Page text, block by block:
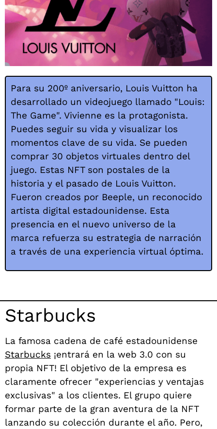
Para su 200º aniversario, Louis Vuitton ha
desarrollado un videojuego llamado "Louis:
The Game". Vivienne es la protagonista.
Puedes seguir su vida y visualizar los
momentos clave de su vida. Se pueden
comprar 30 objetos virtuales dentro del
juego. Estas NFT son postales de la
historia y el pasado de Louis Vuitton.
Fueron creados por Beeple, un reconocido
artista digital estadounidense. Esta
presencia en el nuevo universo de la
marca refuerza su estrategia de narración
a través de una experiencia virtual óptima.
Starbucks
La famosa cadena de café estadounidense
Starbucks ¡entrará en la web 3.0 con su
propia NFT! El objetivo de la empresa es
claramente ofrecer "experiencias y ventajas
exclusivas" a los clientes. El grupo quiere
formar parte de la gran aventura de la NFT
lanzando su colección durante el año. Pero,